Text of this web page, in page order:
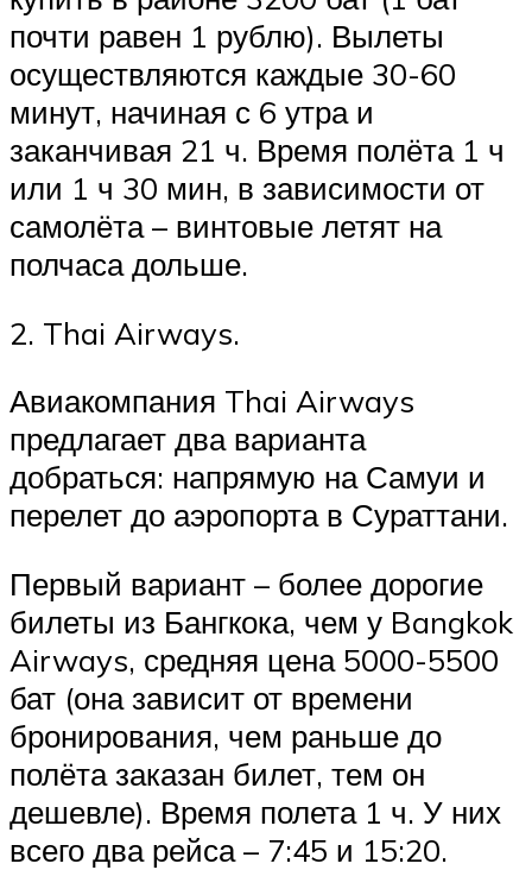
почти равен 1 рублю). Вылеты
осуществляются каждые 30-60
минут, начиная с 6 утра и
заканчивая 21 ч. Время полёта 1 ч
или 1 ч 30 мин, в зависимости от
самолёта – винтовые летят на
полчаса дольше.
2. Thai Airways.
Авиакомпания Thai Airways
предлагает два варианта
добраться: напрямую на Самуи и
перелет до аэропорта в Сураттани.
Первый вариант – более дорогие
билеты из Бангкока, чем у Bangkok
Airways, средняя цена 5000-5500
бат (она зависит от времени
бронирования, чем раньше до
полёта заказан билет, тем он
дешевле). Время полета 1 ч. У них
всего два рейса – 7:45 и 15:20.